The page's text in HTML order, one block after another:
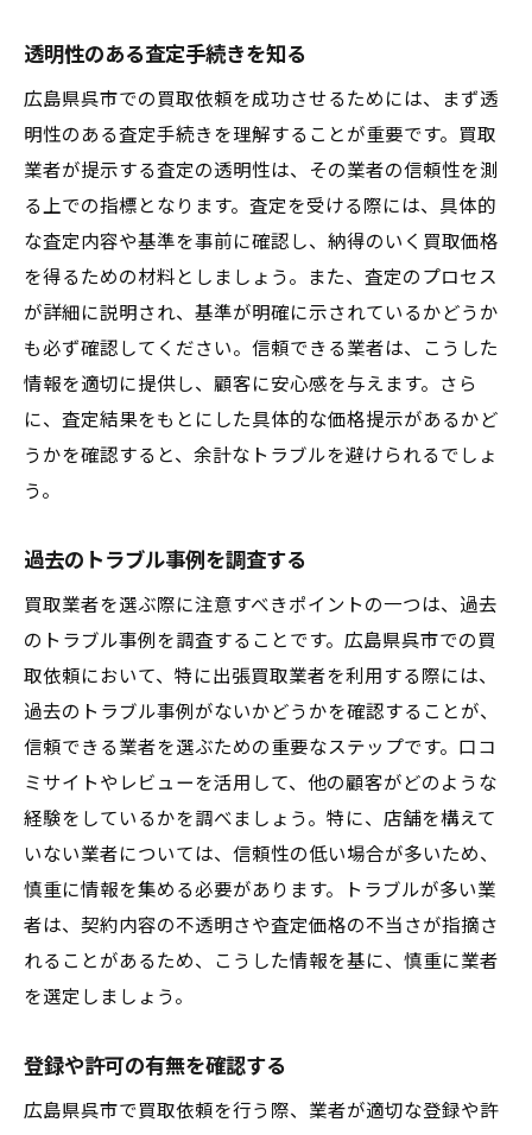
透明性のある査定手続きを知る
広島県呉市での買取依頼を成功させるためには、まず透
明性のある査定手続きを理解することが重要です。買取
業者が提示する査定の透明性は、その業者の信頼性を測
る上での指標となります。査定を受ける際には、具体的
な査定内容や基準を事前に確認し、納得のいく買取価格
を得るための材料としましょう。また、査定のプロセス
が詳細に説明され、基準が明確に示されているかどうか
も必ず確認してください。信頼できる業者は、こうした
情報を適切に提供し、顧客に安心感を与えます。さら
に、査定結果をもとにした具体的な価格提示があるかど
うかを確認すると、余計なトラブルを避けられるでしょ
う。
過去のトラブル事例を調査する
買取業者を選ぶ際に注意すべきポイントの一つは、過去
のトラブル事例を調査することです。広島県呉市での買
取依頼において、特に出張買取業者を利用する際には、
過去のトラブル事例がないかどうかを確認することが、
信頼できる業者を選ぶための重要なステップです。口コ
ミサイトやレビューを活用して、他の顧客がどのような
経験をしているかを調べましょう。特に、店舗を構えて
いない業者については、信頼性の低い場合が多いため、
慎重に情報を集める必要があります。トラブルが多い業
者は、契約内容の不透明さや査定価格の不当さが指摘さ
れることがあるため、こうした情報を基に、慎重に業者
を選定しましょう。
登録や許可の有無を確認する
広島県呉市で買取依頼を行う際、業者が適切な登録や許